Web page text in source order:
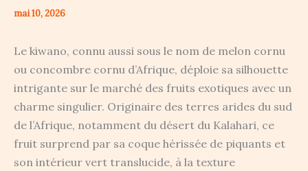
mai 10, 2026
Le kiwano, connu aussi sous le nom de melon cornu
ou concombre cornu d’Afrique, déploie sa silhouette
intrigante sur le marché des fruits exotiques avec un
charme singulier. Originaire des terres arides du sud
de l’Afrique, notamment du désert du Kalahari, ce
fruit surprend par sa coque hérissée de piquants et
son intérieur vert translucide, à la texture